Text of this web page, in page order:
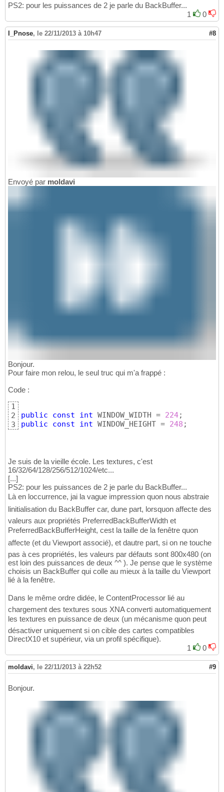
PS2: pour les puissances de 2 je parle du BackBuffer...
1
0
I_Pnose, le 22/11/2013 à 10h47 #8
Envoyé par moldavi
Bonjour.
Pour faire mon relou, le seul truc qui m'a frappé :
Code :
1
2
3
public const int WINDOW_WIDTH = 224
public
const int WINDOW_HEIGHT = 248 ;
Je suis de la vieille école. Les textures, c'est
16/32/64/128/256/512/1024/etc...
[...]
PS2: pour les puissances de 2 je parle du BackBuffer...
Là en loccurrence, jai la vague impression quon nous abstraie
linitialisation du BackBuffer car, dune part, lorsquon affecte des
valeurs aux propriétés PreferredBackBufferWidth et
PreferredBackBufferHeight, cest la taille de la fenêtre quon
affecte (et du Viewport associé), et dautre part, si on ne touche
pas à ces propriétés, les valeurs par défauts sont 800x480 (on
est loin des puissances de deux ^^ ). Je pense que le système
choisis un BackBuffer qui colle au mieux à la taille du Viewport
lié à la fenêtre.
Dans le même ordre didée, le ContentProcessor lié au
chargement des textures sous XNA converti automatiquement
les textures en puissance de deux (un mécanisme quon peut
désactiver uniquement si on cible des cartes compatibles
DirectX10 et supérieur, via un profil spécifique).
1
0
moldavi, le 22/11/2013 à 22h52 #9
Bonjour.